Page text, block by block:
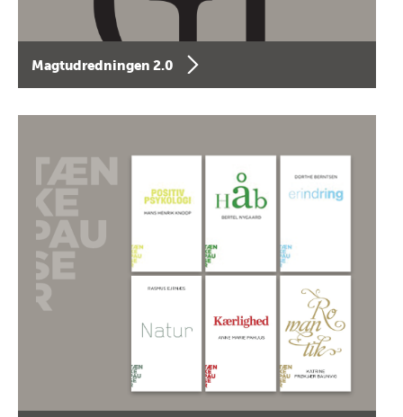
Magtudredningen 2.0